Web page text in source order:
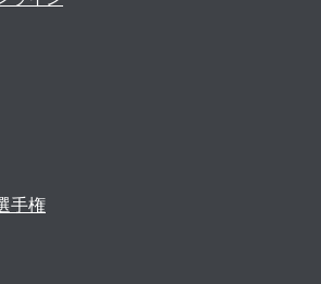
手権